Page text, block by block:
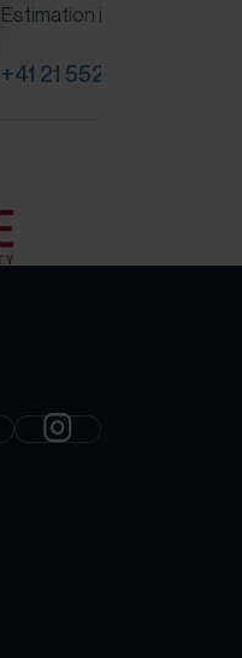
Estimation immobilière à
+41 21 552 41 40